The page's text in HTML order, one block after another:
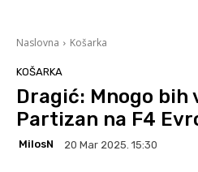
Naslovna Košarka
KOŠARKA
Dragić: Mnogo bih
Partizan na F4
MilosN 20 Mar 2025. 15:30